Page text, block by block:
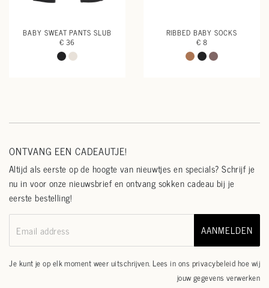
BABY SWEAT PANTS SLUB
€ 36
RIBBED BABY SOCKS
€ 8
ONTVANG EEN CADEAUTJE!
Altijd als eerste op de hoogte van nieuwtjes en specials? Schrijf je
nu in voor onze nieuwsbrief en ontvang sokken cadeau bij je
eerste bestelling!
Email address AANMELDEN
Je kunt je op elk moment weer uitschrijven. Lees in ons privacybeleidhoe wij
jouw gegevens verwerken